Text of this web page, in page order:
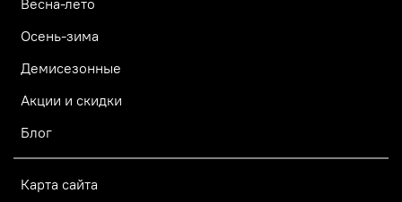
Весна-лето
Осень-зима
Демисезонные
Акции и скидки
Блог
Карта сайта